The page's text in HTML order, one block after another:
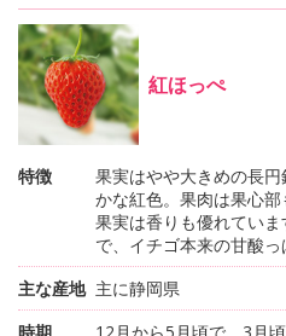
紅ほっぺ
特徴
果実はやや大きめの長
かな紅色。果肉は果心
果実は香りも優れてい
で、イチゴ本来の甘酸っ
主な産地 主に静岡県